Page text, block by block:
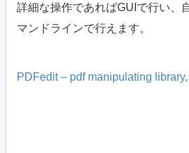
詳細な操作であればGUIで行い、
マンドラインで行えます。
PDFedit – pdf manipulating